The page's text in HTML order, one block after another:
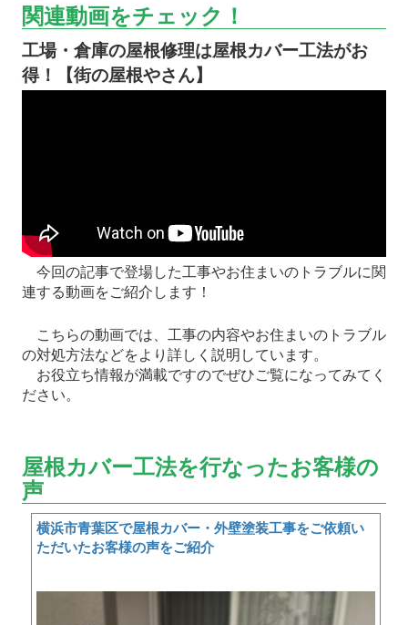
関連動画をチェック！
工場・倉庫の屋根修理は屋根カバー工法がお
得！【街の屋根やさん】
今回の記事で登場した工事やお住まいのトラブルに関
連する動画をご紹介します！
こちらの動画では、工事の内容やお住まいのトラブル
の対処方法などをより詳しく説明しています。
お役立ち情報が満載ですのでぜひご覧になってみてく
ださい。
屋根カバー工法を行なったお客様の
声
横浜市青葉区で屋根カバー・外壁塗装工事をご依頼い
ただいたお客様の声をご紹介